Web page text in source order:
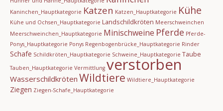
Kaninchen_Hauptkategorie Katzen Katzen_Hauptkategorie Kühe
Kühe und Ochsen_Hauptkategorie Landschildkröten Meerschweinchen
Meerschweinchen_Hauptkategorie Minischweine Pferde Pferde-
Ponys_Hauptkategorie Ponys Regenbogenbrücke_Hauptkategorie Rinder
Schafe Schildkröten_Hauptkategorie Schweine_Hauptkategorie Taube
Tauben_Hauptkategorie Vermittlung verstorben
Wasserschildkröten Wildtiere Wildtiere_Hauptkategorie
Ziegen Ziegen-Schafe_Hauptkategorie